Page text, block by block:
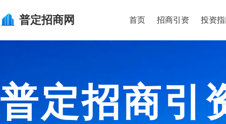
普定招商网 首页 招商引资 投资
普定招商引